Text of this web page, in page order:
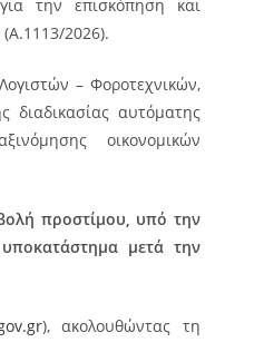
την επισκόπηση και
(Α.1113/2026).
– Φοροτεχνικών,
αυτόματης
οικονομικών
προστίμου, υπό την
μετά την
), ακολουθώντας τη